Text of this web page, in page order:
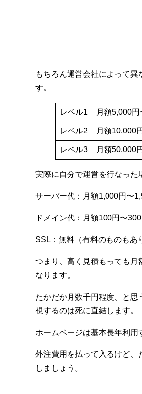
もちろん運営会社によって
す。
レベル1 月額5,000円
レベル2 月額10,000
レベル3 月額50,000
実際に自分で運営を行なった
サーバー代：月額1,000円〜
ドメイン代：月額100円〜
SSL：無料（有料のものもあ
つまり、高く見積もっても月
なります。
たかだか月数千円程度、と
視するのは死に直結します。
ホームページは基本長年利用
外注費用を払って入るけど、
しましょう。